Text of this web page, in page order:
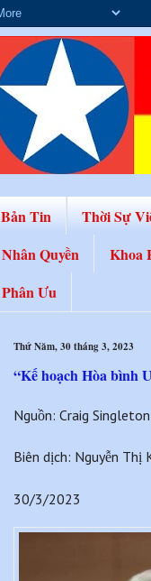
Bản Tin Thời Sự
Nhân Quyền
Khoa
Phân Ưu
Thứ Năm, 30 tháng 3, 2023
“Kế hoạch Hòa bình
Nguồn: Craig Singleton
Biên dịch: Nguyễn Thị
30/3/2023